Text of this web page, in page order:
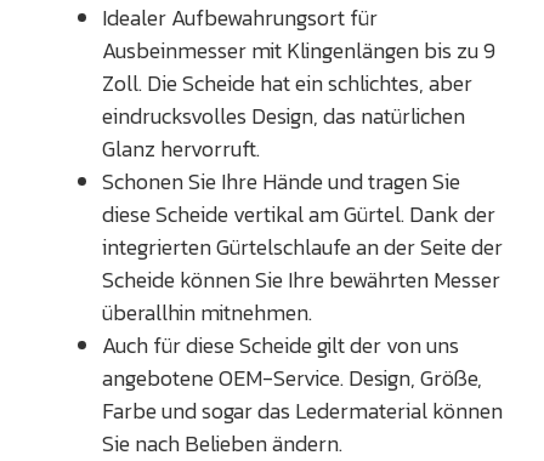
Idealer Aufbewahrungsort für
Ausbeinmesser mit Klingenlängen bis zu 9
Zoll. Die Scheide hat ein schlichtes, aber
eindrucksvolles Design, das natürlichen
Glanz hervorruft.
Schonen Sie Ihre Hände und tragen Sie
diese Scheide vertikal am Gürtel. Dank der
integrierten Gürtelschlaufe an der Seite der
Scheide können Sie Ihre bewährten Messer
überallhin mitnehmen.
Auch für diese Scheide gilt der von uns
angebotene OEM-Service. Design, Größe,
Farbe und sogar das Ledermaterial können
Sie nach Belieben ändern.